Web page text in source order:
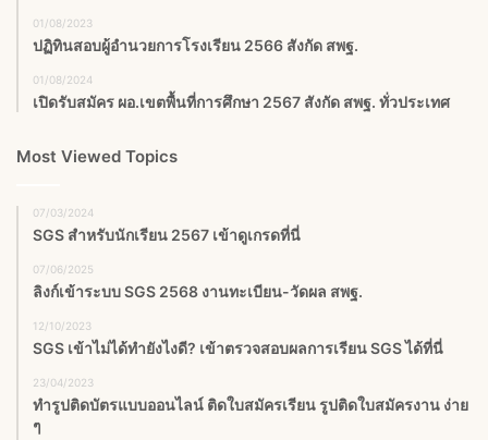
01/08/2023
ปฏิทินสอบผู้อํานวยการโรงเรียน 2566 สังกัด สพฐ.
01/08/2024
เปิดรับสมัคร ผอ.เขตพื้นที่การศึกษา 2567 สังกัด สพฐ. ทั่วประเทศ
Most Viewed Topics
07/03/2024
SGS สําหรับนักเรียน 2567 เข้าดูเกรดที่นี่
07/06/2025
ลิงก์เข้าระบบ SGS 2568 งานทะเบียน-วัดผล สพฐ.
12/10/2023
SGS เข้าไม่ได้ทำยังไงดี? เข้าตรวจสอบผลการเรียน SGS ได้ที่นี่
23/04/2023
ทำรูปติดบัตรแบบออนไลน์ ติดใบสมัครเรียน รูปติดใบสมัครงาน ง่าย
ๆ